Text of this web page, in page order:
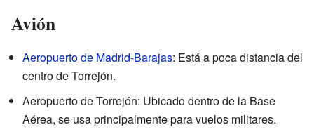
Avión
Aeropuerto de Madrid-Barajas: Está a poca distancia del
centro de Torrejón.
Aeropuerto de Torrejón: Ubicado dentro de la Base
Aérea, se usa principalmente para vuelos militares.